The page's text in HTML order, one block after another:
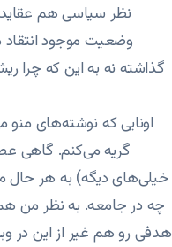
نظر سیاسی هم
وضعیت موجود
گذاشته نه به این که چرا
اونایی که نوشته‌های
گریه می‌کنم. گاهی
خیلی‌های دیگه) به هر حال
چه در جامعه. به نظر من
هدفی رو هم غیر از این در